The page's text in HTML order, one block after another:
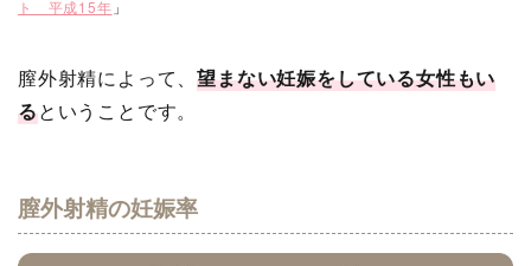
ト 平成15年 」
膣外射精によって、望まない妊娠をしている女性もい
るということです。
膣外射精の妊娠率